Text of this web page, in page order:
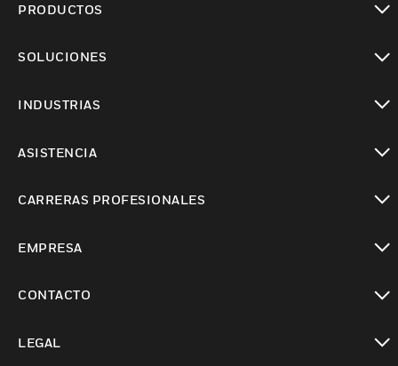
PRODUCTOS
SOLUCIONES
INDUSTRIAS
ASISTENCIA
CARRERAS PROFESIONALES
EMPRESA
CONTACTO
LEGAL